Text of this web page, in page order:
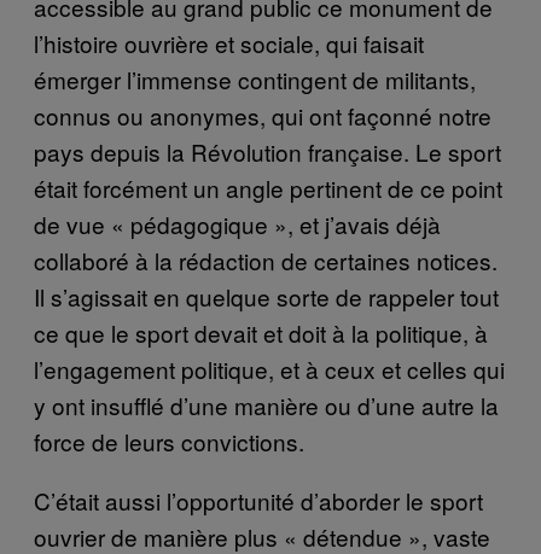
l’histoire ouvrière et sociale, qui faisait
émerger l’immense contingent de militants,
connus ou anonymes, qui ont façonné notre
pays depuis la Révolution française. Le sport
était forcément un angle pertinent de ce point
de vue « pédagogique », et j’avais déjà
collaboré à la rédaction de certaines notices.
Il s’agissait en quelque sorte de rappeler tout
ce que le sport devait et doit à la politique, à
l’engagement politique, et à ceux et celles qui
y ont insufflé d’une manière ou d’une autre la
force de leurs convictions.
C’était aussi l’opportunité d’aborder le sport
ouvrier de manière plus « détendue », vaste